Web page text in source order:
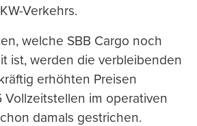
Verkehrs.
welche SBB Cargo noch
ist, werden die verbleibenden
erhöhten Preisen
Vollzeitstellen im operativen
damals gestrichen.